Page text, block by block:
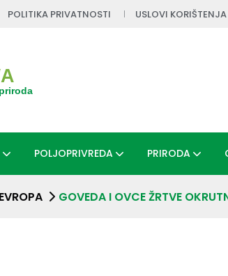
POLITIKA PRIVATNOSTI USLOVI KORIŠTENJA
POLJOPRIVREDA PRIRODA
EVROPA GOVEDA I OVCE ŽRTVE